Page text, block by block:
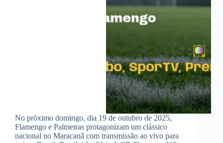
No próximo domingo, dia 19 de outubro de 2025,
Flamengo e Palmeiras protagonizam um clássico
nacional no Maracanã com transmissão ao vivo para